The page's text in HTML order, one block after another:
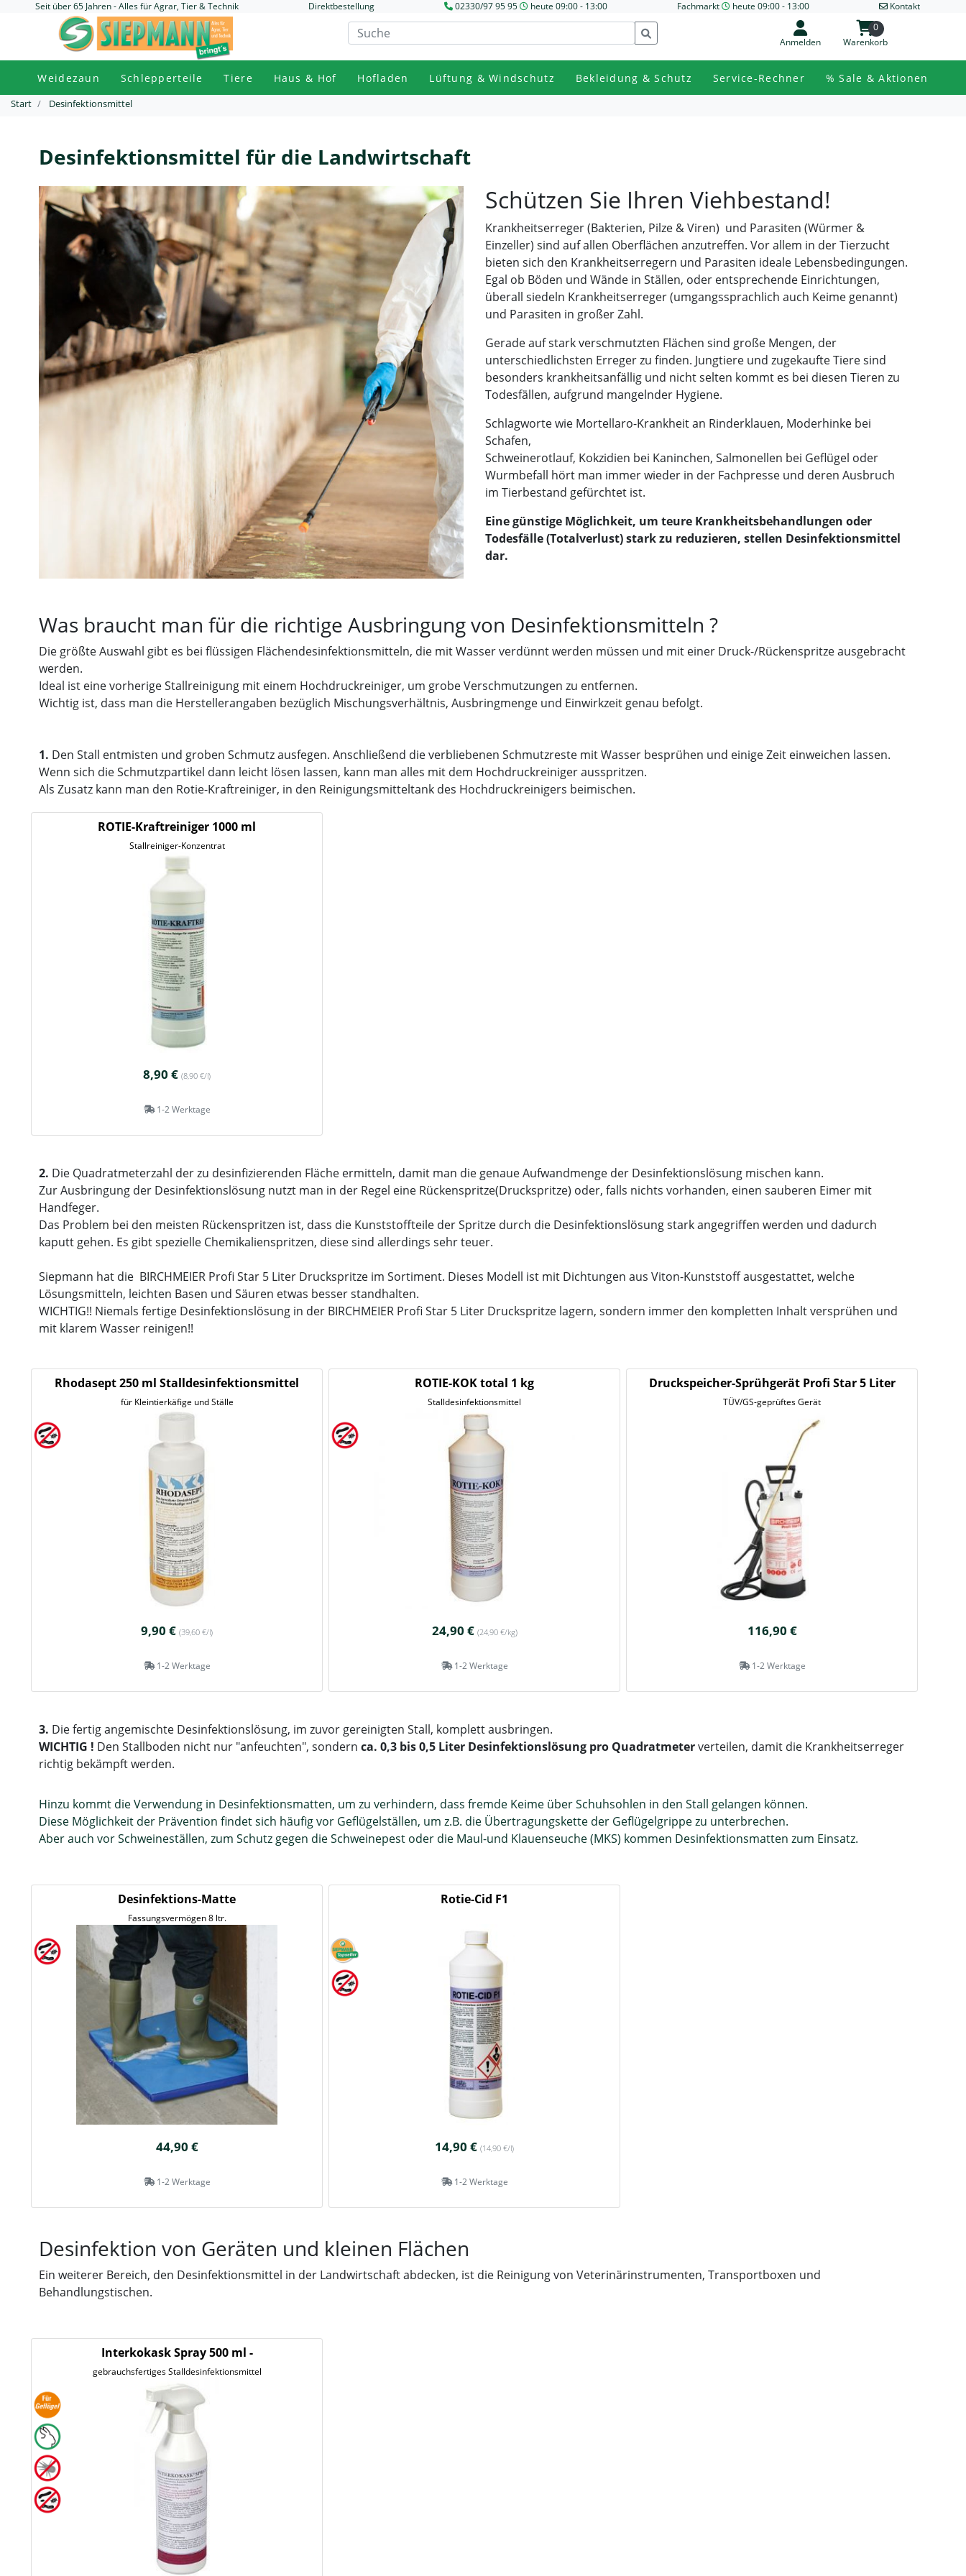
Seit über 65 Jahren - Alles für Agrar, Tier & Technik Direktbestellung 02330/97 95 95 heute 09:00 - 13:00 Fachmarkt heute 09:00 - 13:00 Kontakt
Anmelden Warenkorb
0
Weidezaun Schlepperteile Tiere Haus & Hof Hofladen Lüftung & Windschutz Bekleidung & Schutz Service-Rechner % Sale & Aktionen
Start Desinfektionsmittel
Desinfektionsmittel für die Landwirtschaft
Schützen Sie Ihren Viehbestand!
Krankheitserreger (Bakterien, Pilze & Viren) und Parasiten (Würmer &
Einzeller) sind auf allen Oberflächen anzutreffen. Vor allem in der Tierzucht
bieten sich den Krankheitserregern und Parasiten ideale Lebensbedingungen.
Egal ob Böden und Wände in Ställen, oder entsprechende Einrichtungen,
überall siedeln Krankheitserreger (umgangssprachlich auch Keime genannt)
und Parasiten in großer Zahl.
Gerade auf stark verschmutzten Flächen sind große Mengen, der
unterschiedlichsten Erreger zu finden. Jungtiere und zugekaufte Tiere sind
besonders krankheitsanfällig und nicht selten kommt es bei diesen Tieren zu
Todesfällen, aufgrund mangelnder Hygiene.
Schlagworte wie Mortellaro-Krankheit an Rinderklauen, Moderhinke bei
Schafen,
Schweinerotlauf, Kokzidien bei Kaninchen, Salmonellen bei Geflügel oder
Wurmbefall hört man immer wieder in der Fachpresse und deren Ausbruch
im Tierbestand gefürchtet ist.
Eine günstige Möglichkeit, um teure Krankheitsbehandlungen oder
Todesfälle (Totalverlust) stark zu reduzieren, stellen Desinfektionsmittel
dar.
Was braucht man für die richtige Ausbringung von Desinfektionsmitteln ?
Die größte Auswahl gibt es bei flüssigen Flächendesinfektionsmitteln, die mit Wasser verdünnt werden müssen und mit einer Druck-/Rückenspritze ausgebracht
werden.
Ideal ist eine vorherige Stallreinigung mit einem Hochdruckreiniger, um grobe Verschmutzungen zu entfernen.
Wichtig ist, dass man die Herstellerangaben bezüglich Mischungsverhältnis, Ausbringmenge und Einwirkzeit genau befolgt.
1. Den Stall entmisten und groben Schmutz ausfegen. Anschließend die verbliebenen Schmutzreste mit Wasser besprühen und einige Zeit einweichen lassen.
Wenn sich die Schmutzpartikel dann leicht lösen lassen, kann man alles mit dem Hochdruckreiniger ausspritzen.
Als Zusatz kann man den Rotie-Kraftreiniger, in den Reinigungsmitteltank des Hochdruckreinigers beimischen.
ROTIE-Kraftreiniger 1000 ml
Stallreiniger-Konzentrat
8,90 € (8,90 €/l)
1-2 Werktage
2. Die Quadratmeterzahl der zu desinfizierenden Fläche ermitteln, damit man die genaue Aufwandmenge der Desinfektionslösung mischen kann.
Zur Ausbringung der Desinfektionslösung nutzt man in der Regel eine Rückenspritze(Druckspritze) oder, falls nichts vorhanden, einen sauberen Eimer mit
Handfeger.
Das Problem bei den meisten Rückenspritzen ist, dass die Kunststoffteile der Spritze durch die Desinfektionslösung stark angegriffen werden und dadurch
kaputt gehen. Es gibt spezielle Chemikalienspritzen, diese sind allerdings sehr teuer.
Siepmann hat die BIRCHMEIER Profi Star 5 Liter Druckspritze im Sortiment. Dieses Modell ist mit Dichtungen aus Viton-Kunststoff ausgestattet, welche
Lösungsmitteln, leichten Basen und Säuren etwas besser standhalten.
WICHTIG!! Niemals fertige Desinfektionslösung in der BIRCHMEIER Profi Star 5 Liter Druckspritze lagern, sondern immer den kompletten Inhalt versprühen und
mit klarem Wasser reinigen!!
Rhodasept 250 ml Stalldesinfektionsmittel
für Kleintierkäfige und Ställe
9,90 € (39,60 €/l)
1-2 Werktage
ROTIE-KOK total 1 kg
Stalldesinfektionsmittel
24,90 € (24,90 €/kg)
1-2 Werktage
Druckspeicher-Sprühgerät Profi Star 5 Liter
TÜV/GS-geprüftes Gerät
116,90 €
1-2 Werktage
3. Die fertig angemischte Desinfektionslösung, im zuvor gereinigten Stall, komplett ausbringen.
WICHTIG ! Den Stallboden nicht nur "anfeuchten", sondern ca. 0,3 bis 0,5 Liter Desinfektionslösung pro Quadratmeterverteilen, damit die Krankheitserreger
richtig bekämpft werden.
Hinzu kommt die Verwendung in Desinfektionsmatten, um zu verhindern, dass fremde Keime über Schuhsohlen in den Stall gelangen können.
Diese Möglichkeit der Prävention findet sich häufig vor Geflügelställen, um z.B. die Übertragungskette der Geflügelgrippe zu unterbrechen.
Aber auch vor Schweineställen, zum Schutz gegen die Schweinepest oder die Maul-und Klauenseuche (MKS) kommen Desinfektionsmatten zum Einsatz.
Desinfektions-Matte
Fassungsvermögen 8 ltr.
44,90 €
1-2 Werktage
Rotie-Cid F1
14,90 € (14,90 €/l)
1-2 Werktage
Desinfektion von Geräten und kleinen Flächen
Ein weiterer Bereich, den Desinfektionsmittel in der Landwirtschaft abdecken, ist die Reinigung von Veterinärinstrumenten, Transportboxen und
Behandlungstischen.
Interkokask Spray 500 ml -
gebrauchsfertiges Stalldesinfektionsmittel